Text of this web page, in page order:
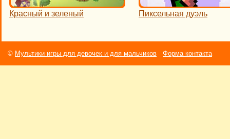
Красный и зеленый Пиксельная дуэль
© Мультики игры для девочек и для мальчиков Форма контакта